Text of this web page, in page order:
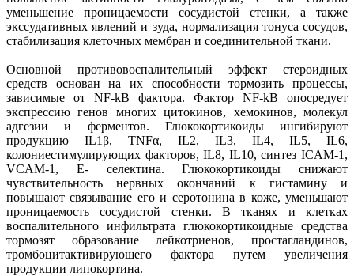
уменьшение проницаемости сосудистой стенки, а также
экссудативных явлений и зуда, нормализация тонуса сосудов,
стабилизация клеточных мембран и соединительной ткани.
Основной противовоспалительный эффект стероидных
средств основан на их способности тормозить процессы,
зависимые от NF-kB фактора. Фактор NF-kB опосредует
экспрессию генов многих цитокинов, хемокинов, молекул
адгезии и ферментов. Глюкокортикоиды ингибируют
продукцию IL1β, TNFα, IL2, IL3, IL4, IL5, IL6,
колониестимулирующих факторов, IL8, IL10, синтез ICAM-1,
VCAM-1, E- селектина. Глюкокортикоиды снижают
чувствительность нервных окончаний к гистамину и
повышают связывание его и серотонина в коже, уменьшают
проницаемость сосудистой стенки. В тканях и клетках
воспалительного инфильтрата глюкокортикоидные средства
тормозят образование лейкотриенов, простагландинов,
тромбоцитактивирующего фактора путем увеличения
продукции липокортина.